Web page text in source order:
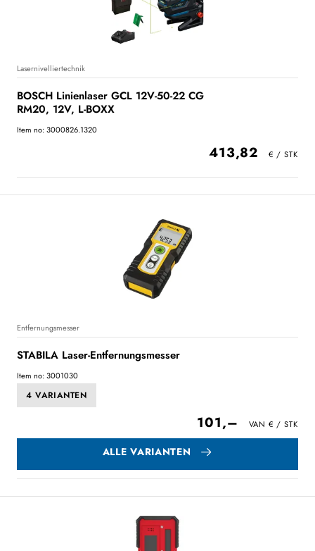
Lasernivelliertechnik
BOSCH Linienlaser GCL 12V-50-22 CG
RM20, 12V, L-BOXX
Item no: 3000826.1320
413,82
Entfernungsmesser
STABILA Laser-Entfernungsmesser
Item no: 3001030
4 VARIANTEN
101,–
ALLE VARIANTEN